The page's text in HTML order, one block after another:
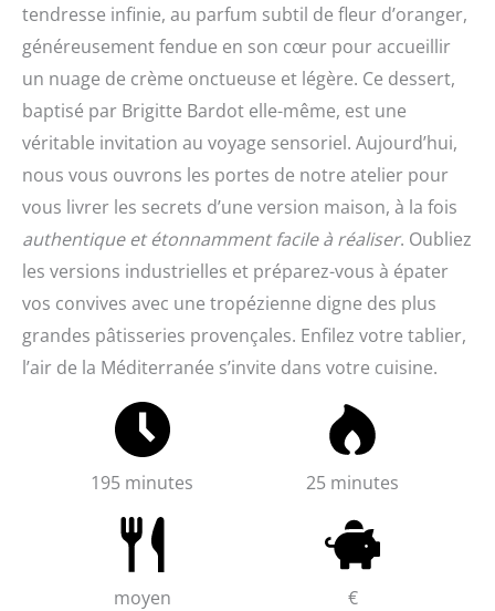
tendresse infinie, au parfum subtil de fleur d’oranger,
généreusement fendue en son cœur pour accueillir
un nuage de crème onctueuse et légère. Ce dessert,
baptisé par Brigitte Bardot elle-même, est une
véritable invitation au voyage sensoriel. Aujourd’hui,
nous vous ouvrons les portes de notre atelier pour
vous livrer les secrets d’une version maison, à la fois
authentique et étonnamment facile à réaliser. Oubliez
les versions industrielles et préparez-vous à épater
vos convives avec une tropézienne digne des plus
grandes pâtisseries provençales. Enfilez votre tablier,
l’air de la Méditerranée s’invite dans votre cuisine.
195 minutes 25 minutes
moyen €